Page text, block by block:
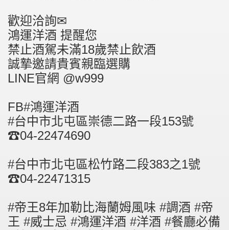
歡迎洽詢✉
鴻運洋酒 提醒您
禁止酒駕未滿18歲禁止飲酒
誠摯邀請貴賓親臨選購
LINE官網 @w999
FB#鴻運洋酒
#台中市北屯區崇德二路一段153號
☎04-22474690
#台中市北屯區松竹路二段383之1號
☎04-22471315
#帝王8年加勒比海蘭姆風味 #調酒 #帝
王 #威士忌 #鴻運洋酒 #洋酒 #餐廳必備